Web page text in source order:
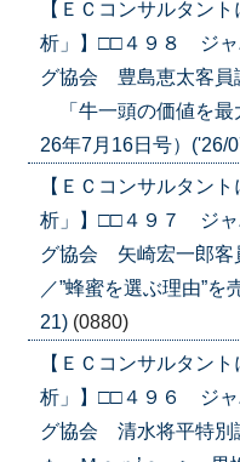
【ＥＣコンサルタン
析」】□□４９８ ジャ
グ協会 豊島恵太客員
「牛一頭の価値を最
26年7月16日号）('26/
【ＥＣコンサルタン
析」】□□４９７ ジャ
グ協会 矢崎宏一郎客
／”蜂蜜を選ぶ理由”
21) (0880)
【ＥＣコンサルタン
析」】□□４９６ ジャ
グ協会 清水将平特別